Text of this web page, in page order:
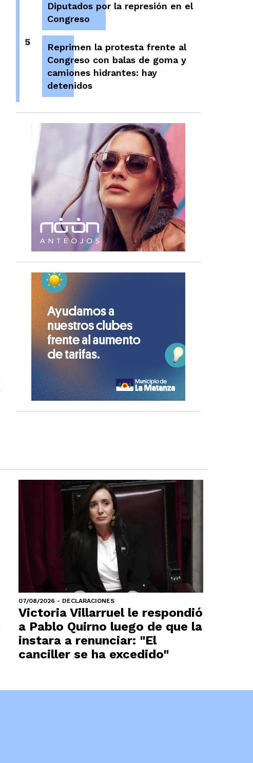
Diputados por la represión en el
Congreso
5
Reprimen la protesta frente al
Congreso con balas de goma y
camiones hidrantes: hay
detenidos
07/08/2026 - DECLARACIONES
Victoria Villarruel le respondió
a Pablo Quirno luego de que la
instara a renunciar: "El
canciller se ha excedido"